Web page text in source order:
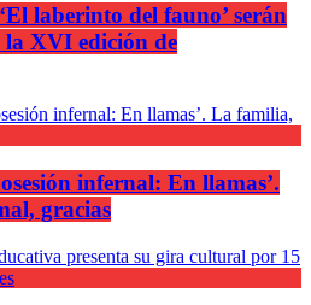
‘El laberinto del fauno’ serán
la XVI edición de
infernal: En llamas’.
gracias